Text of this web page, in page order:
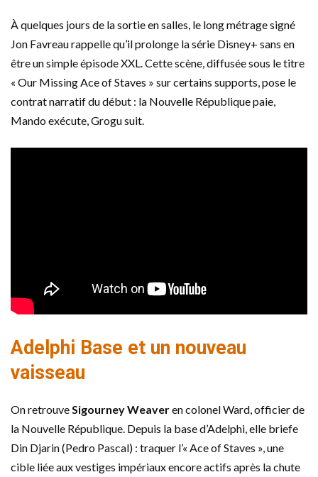
À quelques jours de la sortie en salles, le long métrage signé
Jon Favreau rappelle qu’il prolonge la série Disney+ sans en
être un simple épisode XXL. Cette scène, diffusée sous le titre
« Our Missing Ace of Staves » sur certains supports, pose le
contrat narratif du début : la Nouvelle République paie,
Mando exécute, Grogu suit.
Adelphi Base et un nouveau
vaisseau
On retrouveSigourney Weaveren colonel Ward, officier de
la Nouvelle République. Depuis la base d’Adelphi, elle briefe
Din Djarin (Pedro Pascal) : traquer l’« Ace of Staves », une
cible liée aux vestiges impériaux encore actifs après la chute